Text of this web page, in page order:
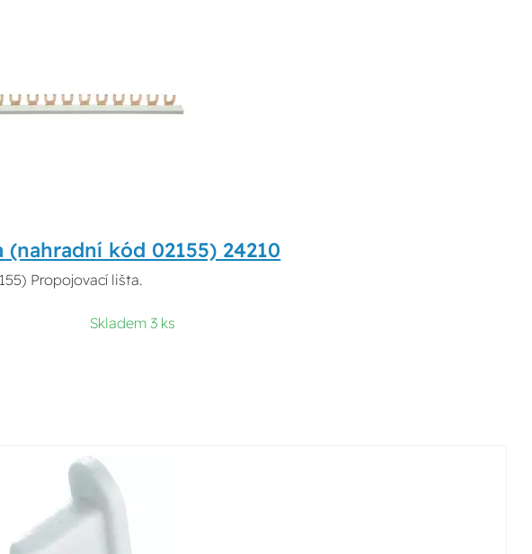
kód 02155) 24210
Propojovací lišta.
Skladem 3 ks